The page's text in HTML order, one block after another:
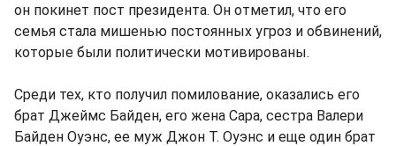
он покинет пост президента. Он отметил, что его
семья стала мишенью постоянных угроз и обвинений,
которые были политически мотивированы.
Среди тех, кто получил помилование, оказались его
брат Джеймс Байден, его жена Сара, сестра Валери
Байден Оуэнс, ее муж Джон Т. Оуэнс и еще один брат